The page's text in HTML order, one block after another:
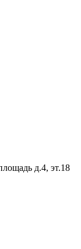
д.4, эт.18